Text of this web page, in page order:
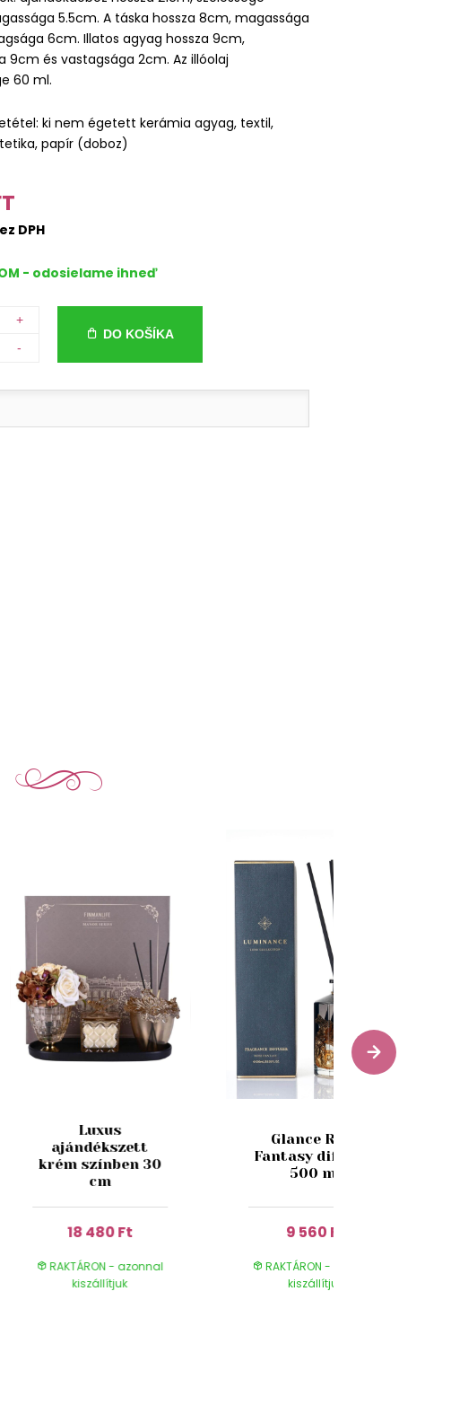
5.5cm. A táska hossza 8cm, magassága
6cm. Illatos agyag hossza 9cm,
9cm és vastagsága 2cm. Az illóolaj
60 ml.
ki nem égetett kerámia agyag, textil,
papír (doboz)
DPH
- odosielame ihneď
+
-
DO KOŠÍKA
Luxus
ajándékszett
krém színben 30
cm
18 480 Ft
RAKTÁRON - azonnal
kiszállítjuk
Glance Rose
Fantasy diffúzor
500 ml
9 560 Ft
RAKTÁRON - azonnal
kiszállítjuk